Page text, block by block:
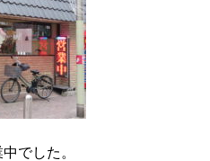
でした。